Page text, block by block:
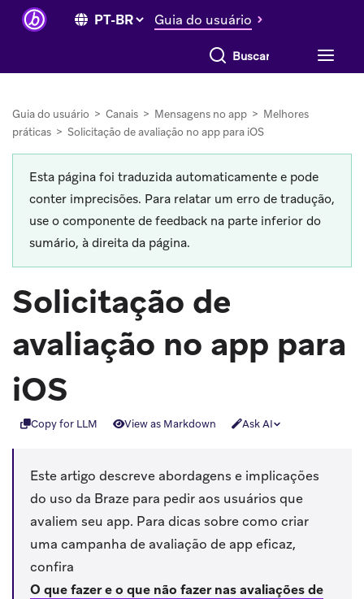
Guia do usuário
Buscar tudo
Guia do usuário > Canais > Mensagens no app > Melhores
práticas > Solicitação de avaliação no app para iOS
Esta página foi traduzida automaticamente e pode
conter imprecisões. Para relatar um erro de tradução,
use o componente de feedback na parte inferior do
sumário, à direita da página.
Solicitação de
avaliação no app para
iOS
Copy for LLM View as Markdown Ask AI
Este artigo descreve abordagens e implicações
do uso da Braze para pedir aos usuários que
avaliem seu app. Para dicas sobre como criar
uma campanha de avaliação de app eficaz,
confira
O que fazer e o que não fazer nas avaliações de